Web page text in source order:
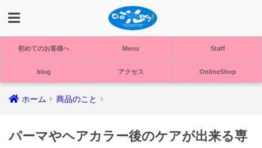
初めてのお客様へ Menu Staff
blog アクセス OnlineShop
ホーム 商品のこと
パーマやヘアカラー後のケアが出来る専